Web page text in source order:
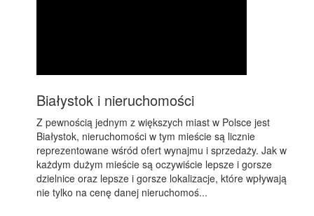
Białystok i nieruchomości
Z pewnością jednym z większych miast w Polsce jest
Białystok, nieruchomości w tym mieście są licznie
reprezentowane wśród ofert wynajmu i sprzedaży. Jak w
każdym dużym mieście są oczywiście lepsze i gorsze
dzielnice oraz lepsze i gorsze lokalizacje, które wpływają
nie tylko na cenę danej nieruchomoś...